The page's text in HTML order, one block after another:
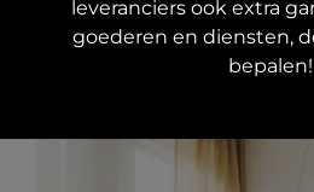
leveranciers ook extra
goederen en diensten,
bepalen!